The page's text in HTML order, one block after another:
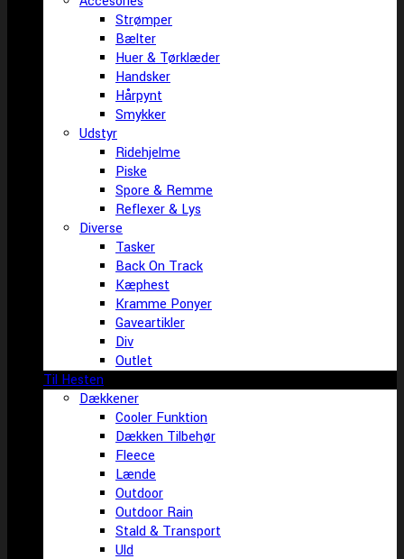
Strømper
Bælter
Huer & Tørklæder
Handsker
Hårpynt
Smykker
Udstyr
Ridehjelme
Piske
Spore & Remme
Reflexer & Lys
Diverse
Tasker
Back On Track
Kæphest
Kramme Ponyer
Gaveartikler
Div
Outlet
Til Hesten
Dækkener
Cooler Funktion
Dækken Tilbehør
Fleece
Lænde
Outdoor
Outdoor Rain
Stald & Transport
Uld